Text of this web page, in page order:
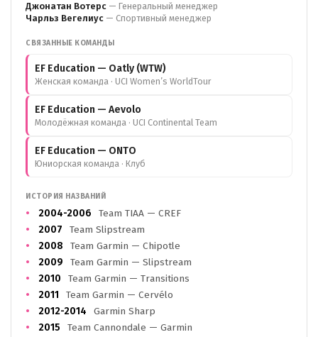
Джонатан Вотерс — Генеральный менеджер
Чарльз Вегелиус — Спортивный менеджер
СВЯЗАННЫЕ КОМАНДЫ
EF Education — Oatly (WTW)
Женская команда · UCI Women’s WorldTour
EF Education — Aevolo
Молодёжная команда · UCI Continental Team
EF Education — ONTO
Юниорская команда · Клуб
ИСТОРИЯ НАЗВАНИЙ
2004-2006
Team TIAA — CREF
2007
Team Slipstream
2008
Team Garmin — Chipotle
2009
Team Garmin — Slipstream
2010
Team Garmin — Transitions
2011
Team Garmin — Cervélo
2012-2014
Garmin Sharp
2015
Team Cannondale — Garmin